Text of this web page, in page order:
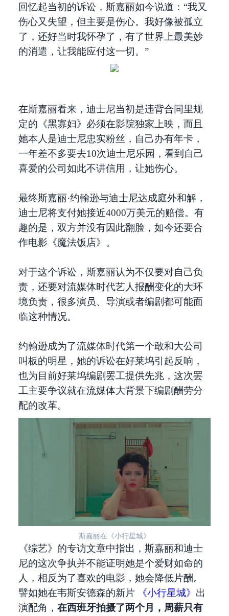
回忆起当初的诉讼，斯嘉丽如今说道：“我又
伤心又失望，但主要是伤心。我好像被孤立
了，还好当时我怀孕了，有了世界上最美妙
的消遣，让我能应付这一切。”
在斯嘉丽看来，迪士尼当初是违背合同里规
定的《黑寡妇》必须在影院独家上映，而且
她本人是迪士尼忠实粉丝，自己办有年卡，
一年差不多要去10次迪士尼乐园，看到自己
喜爱的公司如此不讲信用，让她伤心。
最终斯嘉丽·约翰逊与迪士尼达成庭外和解，
迪士尼将支付她接近4000万美元的赔偿。有
趣的是，双方并没有因此翻脸，如今还要合
作电影《魔法饭店》。
对于这个诉讼，斯嘉丽认为不仅要对自己负
责，还要对流媒体时代艺人报酬变化的大环
境负责，很多演员、导演或者编剧都可能面
临这种情况。
约翰逊成为了流媒体时代第一个敢和大公司
叫板的明星，她的诉讼在好莱坞引起反响，
也为目前好莱坞编剧罢工提供先兆，这次罢
工主要争议就在流媒体大背景下编剧酬劳分
配的改革。
斯嘉丽在《小行星城》
《综艺》的专访文章中指出，斯嘉丽和迪士
尼的这次争执并不能证明她是个爱财如命的
人，相反为了喜欢的电影，她会降低片酬。
譬如她在韦斯安德森的新片《小行星城》 出
演配角， 在西班牙拍摄了两个月，周薪只有